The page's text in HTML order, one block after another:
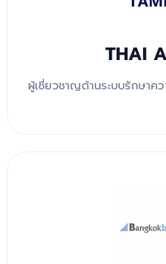
THAI
ผู้เชี่ยวชาญด้านระบบรักษาค